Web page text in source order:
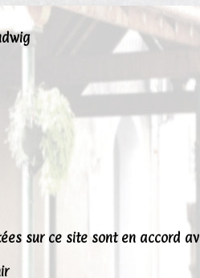
sur ce site sont en accord